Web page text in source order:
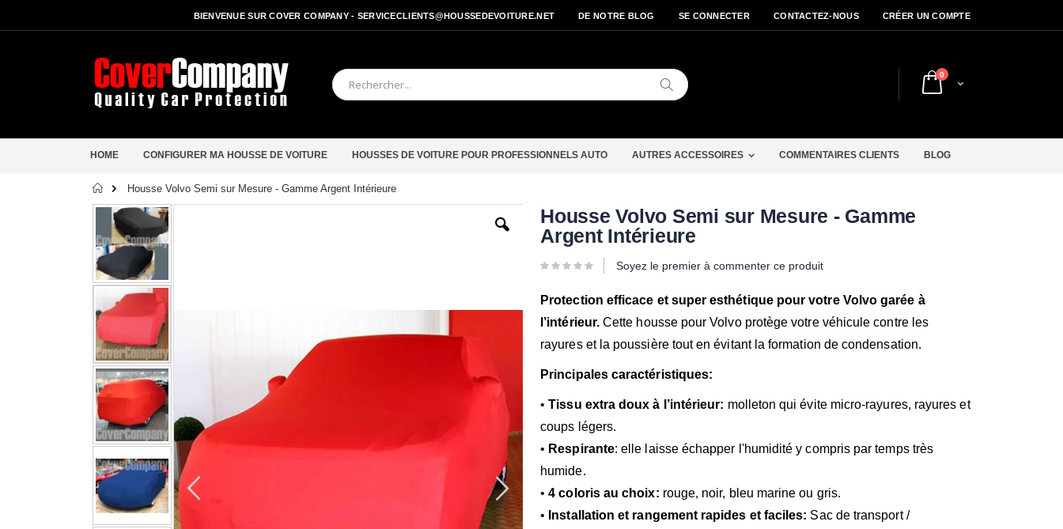
BIENVENUE SUR COVER COMPANY - SERVICECLIENTS@HOUSSEDEVOITURE.NET DE NOTRE BLOG SE CONNECTER CONTACTEZ-NOUS CRÉER UN COMPTE
Cart
0articles
Chercher
HOME CONFIGURER MA HOUSSE DE VOITURE HOUSSES DE VOITURE POUR PROFESSIONNELS AUTO AUTRES ACCESSOIRES COMMENTAIRES CLIENTS BLOG
Accueil
Housse Volvo Semi sur Mesure - Gamme Argent Intérieure
Passer
la
fin
de
la
galerie
d’images
Passer
début
Galerie
Housse Volvo Semi sur Mesure - Gamme
Argent Intérieure
Soyez le premier à commenter ce produit
Protection efficace et super esthétique pour votre Volvo garée à
l’intérieur.Cette housse pour Volvo protège votre véhicule contre les
rayures et la poussière tout en évitant la formation de condensation.
Principales caractéristiques:
• Tissu extra doux à l’intérieur: molleton qui évite micro-rayures, rayures et
coups légers.
• Respirante: elle laisse échapper l'humidité y compris par temps très
humide.
•4 coloris au choix: rouge, noir, bleu marine ou gris.
• Installation et rangement rapides et faciles: Sac de transport /